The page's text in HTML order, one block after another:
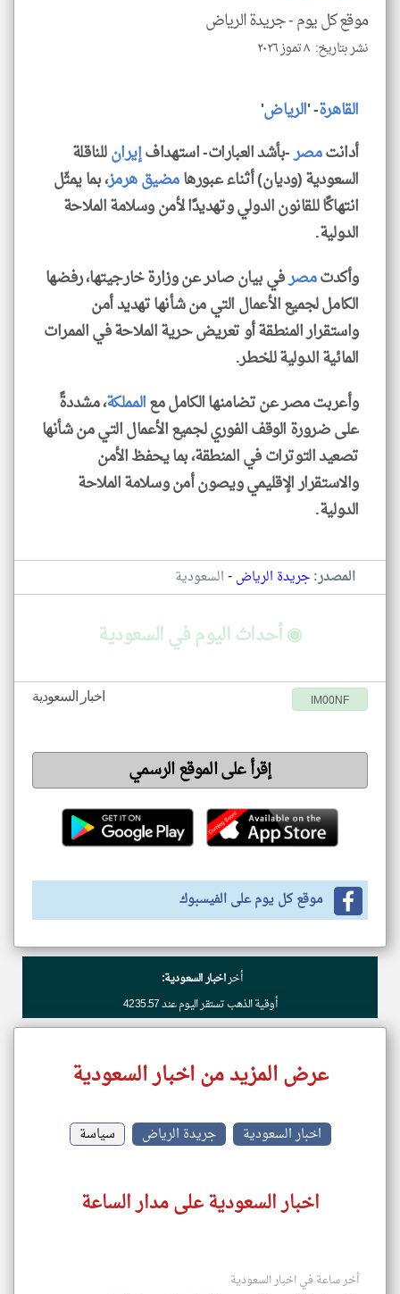
موقع كل يوم -جريدة الرياض
نشر بتاريخ: ٨ تموز ٢٠٢٦
القاهرة- 'الرياض'
أدانتمصر-بأشد العبارات- استهدافإيرانللناقلة
السعودية (وديان) أثناء عبورهامضيق هرمز، بما يمثّل
انتهاكًا للقانون الدولي وتهديدًا لأمن وسلامة الملاحة
الدولية.
وأكدتمصرفي بيان صادر عن وزارة خارجيتها، رفضها
الكامل لجميع الأعمال التي من شأنها تهديد أمن
واستقرار المنطقة أو تعريض حرية الملاحة في الممرات
المائية الدولية للخطر.
وأعربت مصر عن تضامنها الكامل معالمملكة، مشددةً
على ضرورة الوقف الفوري لجميع الأعمال التي من شأنها
تصعيد التوترات في المنطقة، بما يحفظ الأمن
والاستقرار الإقليمي ويصون أمن وسلامة الملاحة
الدولية.
المصدر:جريدة الرياض-السعودية
◉ أحداث اليوم في السعودية
اخبار السعودية IM00NF
إقرأ على الموقع الرسمي
موقع كل يوم على الفيسبوك
أخراخبار السعودية:
أوقية الذهب تستقر اليوم عند 4235.57
عرض المزيد من اخبار السعودية
اخبار السعودية جريدة الرياض سياسة
اخبار السعودية على مدار الساعة
أخر ساعة في اخبار السعودية
klyoum.com